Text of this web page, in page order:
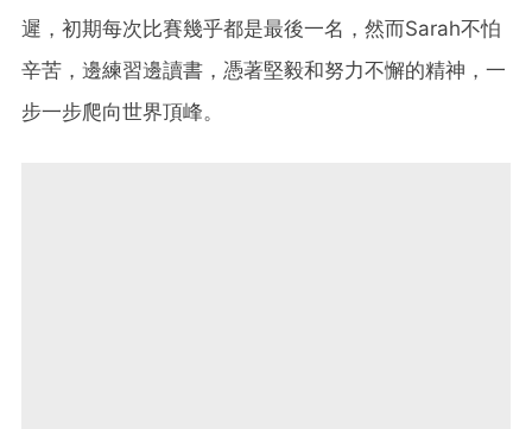
遲，初期每次比賽幾乎都是最後一名，然而Sarah不怕
辛苦，邊練習邊讀書，憑著堅毅和努力不懈的精神，一
步一步爬向世界頂峰。